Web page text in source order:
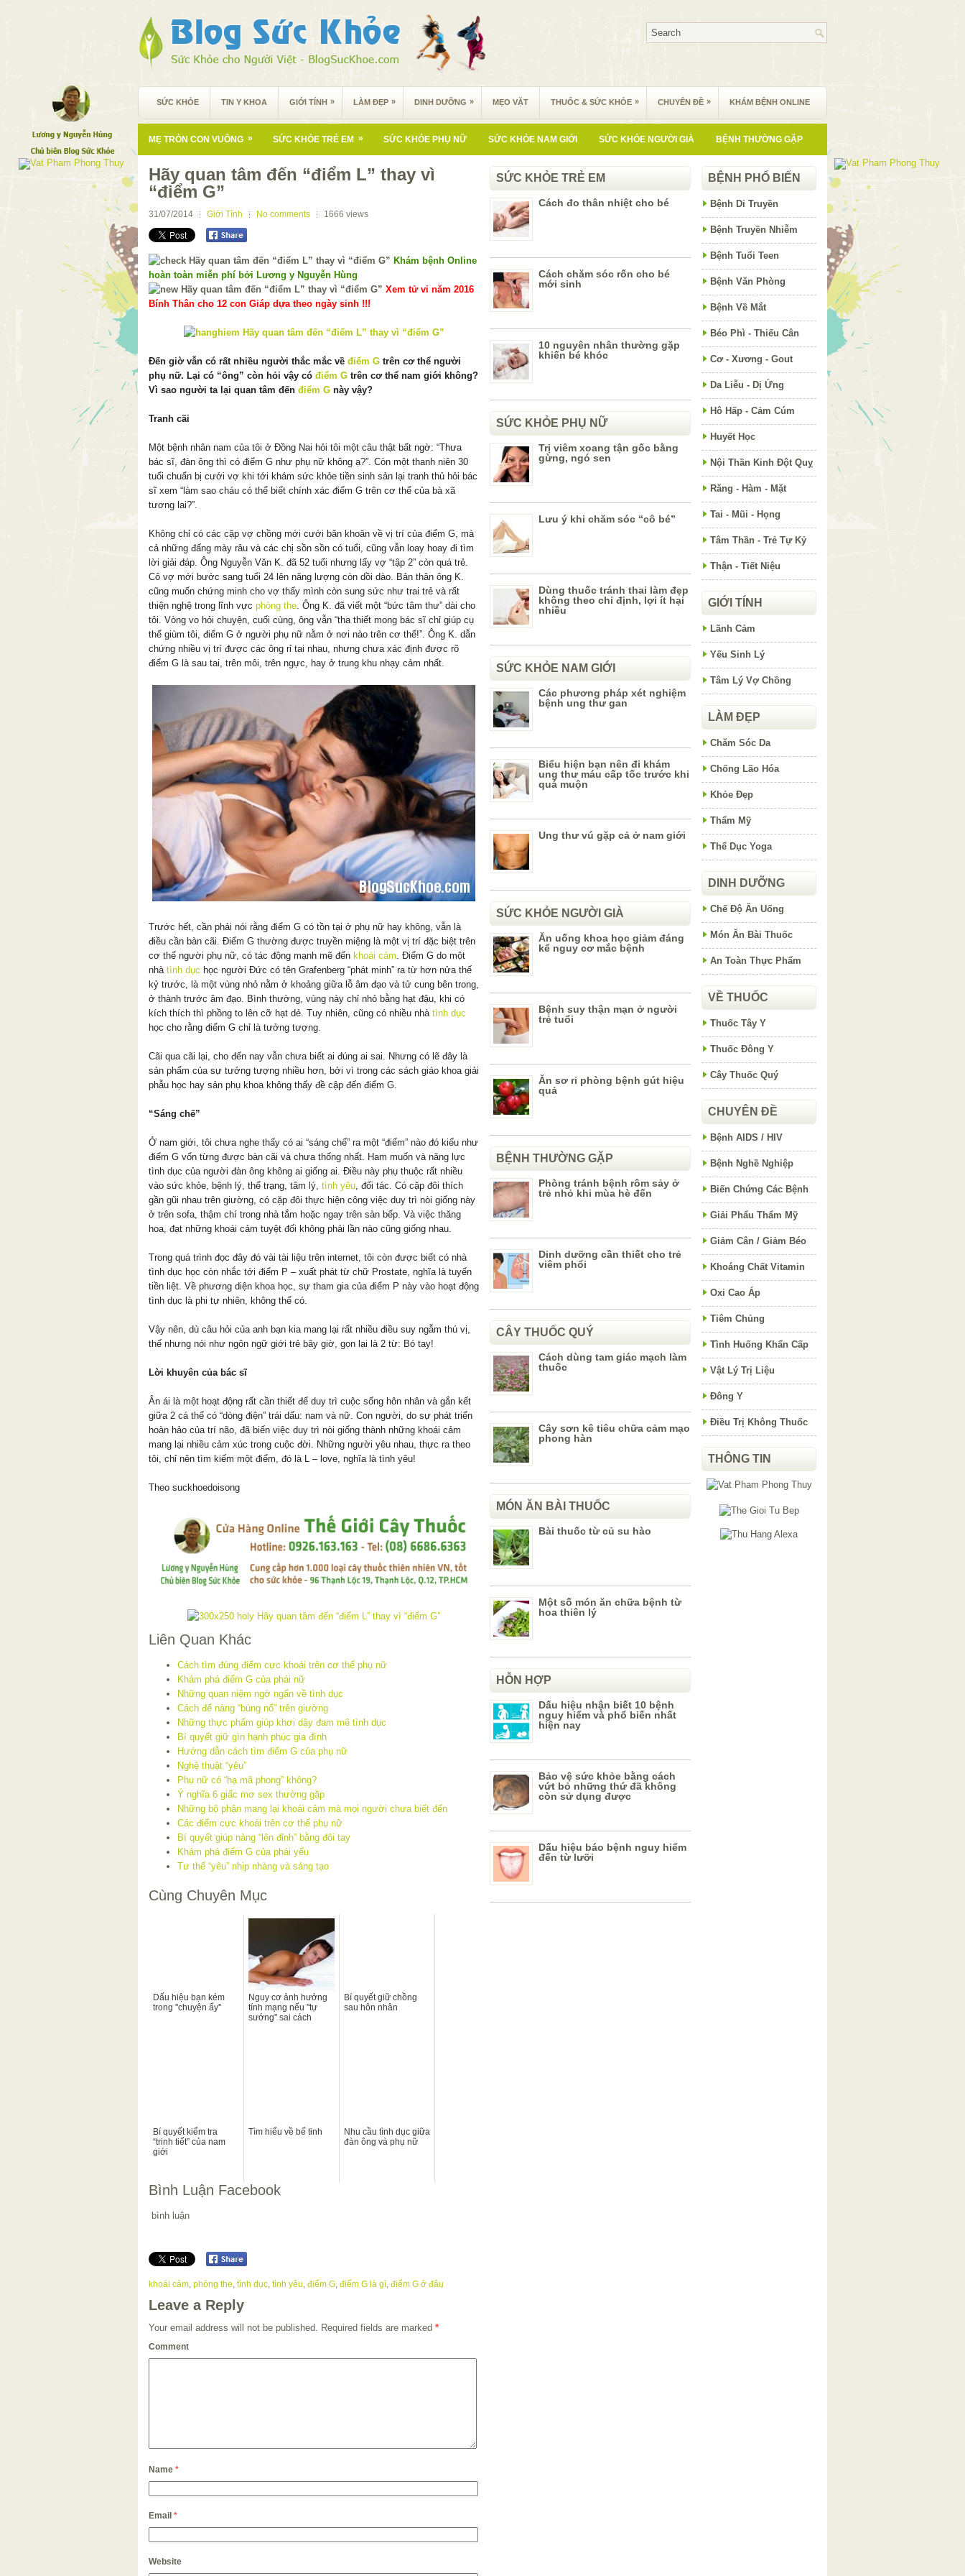
SỨC KHỎE TIN Y KHOA GIỚI TÍNH » LÀM ĐẸP » DINH DƯỠNG » MẸO VẶT THUỐC & SỨC KHỎE » CHUYÊN ĐỀ » KHÁM BỆNH ONLINE
MẸ TRÒN CON VUÔNG » SỨC KHỎE TRẺ EM » SỨC KHỎE PHỤ NỮ SỨC KHỎE NAM GIỚI SỨC KHỎE NGƯỜI GIÀ BỆNH THƯỜNG GẶP
Hãy quan tâm đến “điểm L” thay vì
“điểm G”
31/07/2014 Giới Tính No comments 1666 views
Khám bệnh Online
hoàn toàn miễn phí bởi Lương y Nguyễn Hùng
Xem tử vi năm 2016
Bính Thân cho 12 con Giáp dựa theo ngày sinh !!!
Đến giờ vẫn có rất nhiều người thắc mắc về điểm G trên cơ thể người
phụ nữ. Lại có “ông” còn hỏi vậy có điểm G trên cơ thể nam giới không?
Vì sao người ta lại quan tâm đến điểm G này vậy?
Tranh cãi
Một bệnh nhân nam của tôi ở Đồng Nai hỏi tôi một câu thật bất ngờ: “Thưa
bác sĩ, đàn ông thì có điểm G như phụ nữ không ạ?”. Còn một thanh niên 30
tuổi chuẩn bị cưới vợ khi tới khám sức khỏe tiền sinh sản lại tranh thủ hỏi bác
sĩ xem “làm sao cháu có thể biết chính xác điểm G trên cơ thể của bà xã
tương lai?”.
Không chỉ có các cặp vợ chồng mới cưới băn khoăn về vị trí của điểm G, mà
cả những đấng mày râu và các chị sồn sồn có tuổi, cũng vẫn loay hoay đi tìm
lời giải đáp. Ông Nguyễn Văn K. đã 52 tuổi nhưng lấy vợ “tập 2” còn quá trẻ.
Cô vợ mới bước sang tuổi 24 lên năng lượng còn dồi dào. Bản thân ông K.
cũng muốn chứng minh cho vợ thấy mình còn sung sức như trai trẻ và rất
thiện nghệ trong lĩnh vực phòng the . Ông K. đã viết một “bức tâm thư” dài cho
tôi. Vòng vo hỏi chuyện, cuối cùng, ông vẫn “tha thiết mong bác sĩ chỉ giúp cụ
thể giùm tôi, điểm G ở người phụ nữ nằm ở nơi nào trên cơ thể!”. Ông K. dẫn
chứng nhiều vị trí được các ông rỉ tai nhau, nhưng chưa xác định được rõ
điểm G là sau tai, trên môi, trên ngực, hay ở trung khu nhạy cảm nhất.
Trước hết, cần phải nói rằng điểm G có tồn tại ở phụ nữ hay không, vẫn là
điều cần bàn cãi. Điểm G thường được truyền miệng là một vị trí đặc biệt trên
cơ thể người phụ nữ, có tác động mạnh mẽ đến khoái cảm . Điểm G do một
nhà tình dục học người Đức có tên Grafenberg “phát minh” ra từ hơn nửa thế
kỷ trước, là một vùng nhỏ nằm ở khoảng giữa lỗ âm đạo và tử cung bên trong,
ở thành trước âm đạo. Bình thường, vùng này chỉ nhỏ bằng hạt đậu, khi có
kích thích thì phồng to lên cỡ hạt dẻ. Tuy nhiên, cũng có nhiều nhà tình dục
học cho rằng điểm G chỉ là tưởng tượng.
Cãi qua cãi lại, cho đến nay vẫn chưa biết ai đúng ai sai. Nhưng có lẽ đây là
sản phẩm của sự tưởng tượng nhiều hơn, bởi vì trong các sách giáo khoa giải
phẫu học hay sản phụ khoa không thấy đề cập đến điểm G.
“Sáng chế”
Ở nam giới, tôi chưa nghe thấy có ai “sáng chế” ra một “điểm” nào đó kiểu như
điểm G vốn từng được bàn cãi và chưa thống nhất. Ham muốn và năng lực
tình dục của người đàn ông không ai giống ai. Điều này phụ thuộc rất nhiều
vào sức khỏe, bệnh lý, thể trạng, tâm lý, tình yêu , đối tác. Có cặp đôi thích
gần gũi nhau trên giường, có cặp đôi thực hiện công việc duy trì nòi giống này
ở trên sofa, thậm chí trong nhà tắm hoặc ngay trên sàn bếp. Và việc thăng
hoa, đạt những khoái cảm tuyệt đối không phải lần nào cũng giống nhau.
Trong quá trình đọc đây đó vài tài liệu trên internet, tôi còn được biết có nhà
tình dục học còn nhắc tới điểm P – xuất phát từ chữ Prostate, nghĩa là tuyến
tiền liệt. Về phương diện khoa học, sự tham gia của điểm P này vào hoạt động
tình dục là phi tự nhiên, không thể có.
Vậy nên, dù câu hỏi của anh bạn kia mang lại rất nhiều điều suy ngẫm thú vị,
thế nhưng nói như ngôn ngữ giới trẻ bây giờ, gọn lại là 2 từ: Bó tay!
Lời khuyên của bác sĩ
Ân ái là một hoạt động rất cần thiết để duy trì cuộc sống hôn nhân và gắn kết
giữa 2 cá thể có “dòng điện” trái dấu: nam và nữ. Con người, do sự phát triển
hoàn hảo của trí não, đã biến việc duy trì nòi giống thành những khoái cảm
mang lại nhiều cảm xúc trong cuộc đời. Những người yêu nhau, thực ra theo
tôi, chỉ nên tìm kiếm một điểm, đó là L – love, nghĩa là tình yêu!
Theo suckhoedoisong
Liên Quan Khác
Cách tìm đúng điểm cực khoái trên cơ thể phụ nữ
Khám phá điểm G của phái nữ
Những quan niệm ngớ ngẩn về tình dục
Cách để nàng “bùng nổ” trên giường
Những thực phẩm giúp khơi dậy đam mê tình dục
Bí quyết giữ gìn hạnh phúc gia đình
Hướng dẫn cách tìm điểm G của phụ nữ
Nghệ thuật “yêu”
Phụ nữ có “hạ mã phong” không?
Ý nghĩa 6 giấc mơ sex thường gặp
Những bộ phận mang lại khoái cảm mà mọi người chưa biết đến
Các điểm cực khoái trên cơ thể phụ nữ
Bí quyết giúp nàng “lên đỉnh” bằng đôi tay
Khám phá điểm G của phái yếu
Tư thế “yêu” nhịp nhàng và sáng tạo
Cùng Chuyên Mục
Dấu hiệu bạn kém
trong ''chuyện ấy''
Nguy cơ ảnh hưởng
tính mạng nếu "tự
sướng" sai cách
Bí quyết giữ chồng
sau hôn nhân
Bí quyết kiểm tra
“trinh tiết” của nam
giới
Tìm hiểu về bế tinh
Nhu cầu tình dục giữa
đàn ông và phụ nữ
Bình Luận Facebook
bình luận
khoái cảm phòng the tình dục tình yêu điểm G điểm G là gì điểm G ở đâu
Leave a Reply
Your email address will not be published. Required fields are marked *
Comment
Name *
Email *
Website
SỨC KHỎE TRẺ EM
Cách đo thân nhiệt cho bé
Cách chăm sóc rốn cho bé
mới sinh
10 nguyên nhân thường gặp
khiến bé khóc
SỨC KHỎE PHỤ NỮ
Trị viêm xoang tận gốc bằng
gừng, ngó sen
Lưu ý khi chăm sóc “cô bé”
Dùng thuốc tránh thai làm đẹp
không theo chỉ định, lợi ít hại
nhiều
SỨC KHỎE NAM GIỚI
Các phương pháp xét nghiệm
bệnh ung thư gan
Biểu hiện bạn nên đi khám
ung thư máu cấp tốc trước khi
quá muộn
Ung thư vú gặp cả ở nam giới
SỨC KHỎE NGƯỜI GIÀ
Ăn uống khoa học giảm đáng
kể nguy cơ mắc bệnh
Bệnh suy thận mạn ở người
trẻ tuổi
Ăn sơ ri phòng bệnh gút hiệu
quả
BỆNH THƯỜNG GẶP
Phòng tránh bệnh rôm sảy ở
trẻ nhỏ khi mùa hè đến
Dinh dưỡng cần thiết cho trẻ
viêm phổi
CÂY THUỐC QUÝ
Cách dùng tam giác mạch làm
thuốc
Cây sơn kê tiêu chữa cảm mạo
phong hàn
MÓN ĂN BÀI THUỐC
Bài thuốc từ củ su hào
Một số món ăn chữa bệnh từ
hoa thiên lý
HỖN HỢP
Dấu hiệu nhận biết 10 bệnh
nguy hiểm và phổ biến nhất
hiện nay
Bảo vệ sức khỏe bằng cách
vứt bỏ những thứ đã không
còn sử dụng được
Dấu hiệu báo bệnh nguy hiểm
đến từ lưỡi
BỆNH PHỔ BIẾN
Bệnh Di Truyền
Bệnh Truyền Nhiễm
Bệnh Tuổi Teen
Bệnh Văn Phòng
Bệnh Về Mắt
Béo Phì - Thiếu Cân
Cơ - Xương - Gout
Da Liễu - Dị Ứng
Hô Hấp - Cảm Cúm
Huyết Học
Nội Thần Kinh Đột Quỵ
Răng - Hàm - Mặt
Tai - Mũi - Họng
Tâm Thần - Trẻ Tự Kỷ
Thận - Tiết Niệu
GIỚI TÍNH
Lãnh Cảm
Yếu Sinh Lý
Tâm Lý Vợ Chồng
LÀM ĐẸP
Chăm Sóc Da
Chống Lão Hóa
Khỏe Đẹp
Thẩm Mỹ
Thể Dục Yoga
DINH DƯỠNG
Chế Độ Ăn Uống
Món Ăn Bài Thuốc
An Toàn Thực Phẩm
VỀ THUỐC
Thuốc Tây Y
Thuốc Đông Y
Cây Thuốc Quý
CHUYÊN ĐỀ
Bệnh AIDS / HIV
Bệnh Nghề Nghiệp
Biến Chứng Các Bệnh
Giải Phẩu Thẩm Mỹ
Giảm Cân / Giảm Béo
Khoáng Chất Vitamin
Oxi Cao Áp
Tiêm Chủng
Tình Huống Khẩn Cấp
Vật Lý Trị Liệu
Đông Y
Điều Trị Không Thuốc
THÔNG TIN